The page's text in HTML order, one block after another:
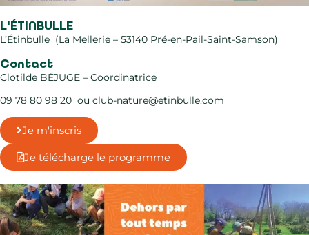
L'ÉTINBULLE
L’Étinbulle (La Mellerie – 53140 Pré-en-Pail-Saint-Samson)
Contact
Clotilde BÉJUGE – Coordinatrice
09 78 80 98 20 ou club-nature@etinbulle.com
Je m'inscris
Je télécharge le programme